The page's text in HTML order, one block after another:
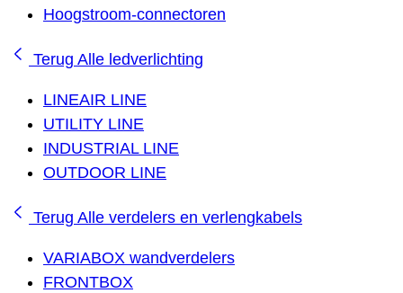
Hoogstroom-connectoren
Terug Alle ledverlichting
LINEAIR LINE
UTILITY LINE
INDUSTRIAL LINE
OUTDOOR LINE
Terug Alle verdelers en verlengkabels
VARIABOX wandverdelers
FRONTBOX